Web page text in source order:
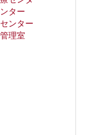
ター
ンター
理室